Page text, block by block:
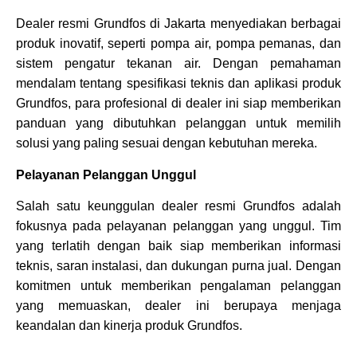
Dealer resmi Grundfos di Jakarta menyediakan berbagai
produk inovatif, seperti pompa air, pompa pemanas, dan
sistem pengatur tekanan air. Dengan pemahaman
mendalam tentang spesifikasi teknis dan aplikasi produk
Grundfos, para profesional di dealer ini siap memberikan
panduan yang dibutuhkan pelanggan untuk memilih
solusi yang paling sesuai dengan kebutuhan mereka.
Pelayanan Pelanggan Unggul
Salah satu keunggulan dealer resmi Grundfos adalah
fokusnya pada pelayanan pelanggan yang unggul. Tim
yang terlatih dengan baik siap memberikan informasi
teknis, saran instalasi, dan dukungan purna jual. Dengan
komitmen untuk memberikan pengalaman pelanggan
yang memuaskan, dealer ini berupaya menjaga
keandalan dan kinerja produk Grundfos.